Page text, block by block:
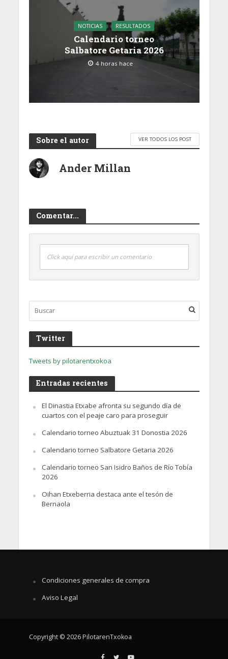
NOTICIAS RESULTADOS
Calendario torneo
Salbatore Getaria 2026
4 horas hace
Sobre el autor VER TODOS LOS POST
Ander Millan
Comentar...
Click aquí para escribir un comentario
Twitter
Tweets by pilotarentxokoa
Entradas recientes
El Dinastia Etxabe afronta su segundo día de
cuartos con el peaje caro para proseguir
Calendario torneo Abuztuak 31 Donostia 2026
Calendario torneo Salbatore Getaria 2026
Calendario torneo San Isidro Baños de Río Tobía
2026
Oihan Etxeberria destaca ante el tesón de
Bernaola
Condiciones generales de compra
Aviso Legal
Copyright © 2026 PilotarenTxokoa